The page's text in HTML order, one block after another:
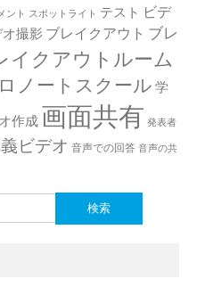
ント スポットライト テスト ビデ
オ撮影 ブレイクアウト ブレ
イクアウトルーム
ノートスクール 学
作成 画面共有 発表者
ビデオ 音声での回答 音声の共